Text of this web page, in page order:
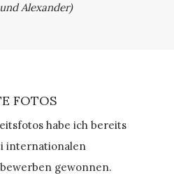
Alexander)
FOTOS
habe ich bereits
internationalen
gewonnen.